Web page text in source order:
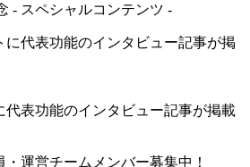
- スペシャルコンテンツ -
代表功能のインタビュー記事が掲載